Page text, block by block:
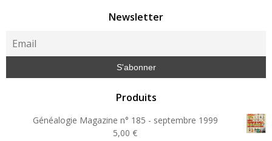
Newsletter
Produits
Généalogie Magazine n° 185 - septembre 1999
5,00 €